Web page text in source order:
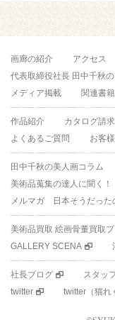
画廊の紹介 アクセス
代表取締役社長 田中千秋
メディア掲載
関連書籍
作品紹介 カタログ請求
よくあるご質問
お客
田中千秋の美人画コラム
美術品蒐集の達人に聞く！
メルマガ 日本そうだった
美術品買取 絵画骨董買取プ
GALLERY SCENA
社長ブログ スタッ
twitter
twitter（猫れ